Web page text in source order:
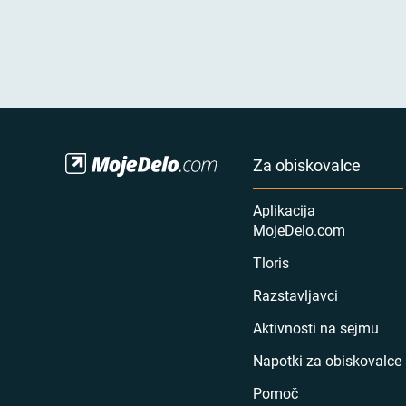
Za obiskovalce
Aplikacija
MojeDelo.com
Tloris
Razstavljavci
Aktivnosti na sejmu
Napotki za obiskovalce
Pomoč